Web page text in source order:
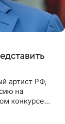
артист РФ,
на
конкурсе